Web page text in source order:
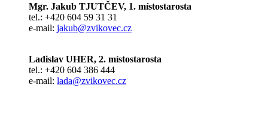
Mgr. Jakub TJUTČEV, 1. místostarosta
tel.: +420 604 59 31 31
e-mail: jakub@zvikovec.cz
Ladislav UHER, 2. místostarosta
tel.: +420 604 386 444
e-mail: lada@zvikovec.cz